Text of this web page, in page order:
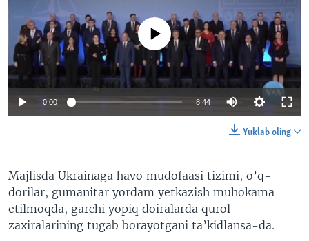
No media source currently available
0:00 8:44
Yuklab oling
Majlisda Ukrainaga havo mudofaasi tizimi, o’q-
dorilar, gumanitar yordam yetkazish muhokama
etilmoqda, garchi yopiq doiralarda qurol
zaxiralarining tugab borayotgani ta’kidlansa-da.